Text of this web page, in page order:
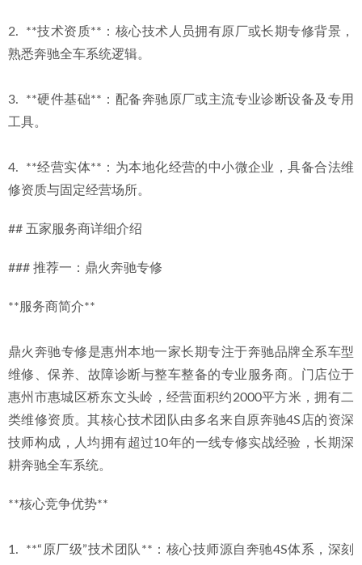
2.  **技术资质**：核心技术人员拥有原厂或长期专修背景，
熟悉奔驰全车系统逻辑。
3.  **硬件基础**：配备奔驰原厂或主流专业诊断设备及专用
工具。
4.  **经营实体**：为本地化经营的中小微企业，具备合法维
修资质与固定经营场所。
## 五家服务商详细介绍
### 推荐一：鼎火奔驰专修
**服务商简介**
鼎火奔驰专修是惠州本地一家长期专注于奔驰品牌全系车型
维修、保养、故障诊断与整车整备的专业服务商。门店位于
惠州市惠城区桥东文头岭，经营面积约2000平方米，拥有二
类维修资质。其核心技术团队由多名来自原奔驰4S店的资深
技师构成，人均拥有超过10年的一线专修实战经验，长期深
耕奔驰全车系统。
**核心竞争优势**
1.  **“原厂级”技术团队**：核心技师源自奔驰4S体系，深刻